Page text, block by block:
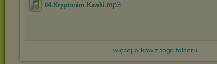
04.Kryptonim Kawki.mp3
więcej plików z tego folderu...